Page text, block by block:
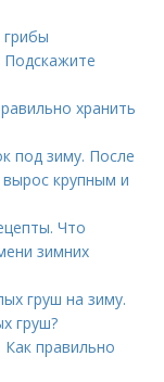
грибы
хранить
под зиму. После
крупным и
Что
зимних
груш на зиму.
груш?
правильно